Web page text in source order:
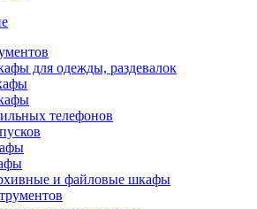
для одежды, раздевалок
телефонов
и файловые шкафы